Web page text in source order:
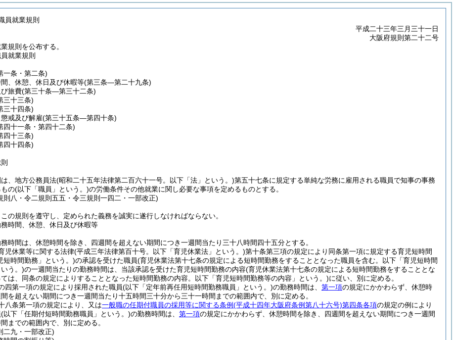
員就業規則
平成二十三年三月三十一日
大阪府規則第二十二号
規則を公布する。
就業規則
一条・第二条)
、休憩、休日及び休暇等(第三条―第二十九条)
旅費(第三十条―第三十二条)
三十三条)
三十四条)
戒及び解雇(第三十五条―第四十条)
四十一条・第四十二条)
四十三条)
四十四条)
、地方公務員法(昭和二十五年法律第二百六十一号。以下「法」という。)第五十七条に規定する単純な労務に雇用される職員で知事の事務
の(以下「職員」という。)の労働条件その他就業に関し必要な事項を定めるものとする。
則八・令二規則五五・令三規則一四二・一部改正)
の規則を遵守し、定められた義務を誠実に遂行しなければならない。
時間、休憩、休日及び休暇等
時間は、休憩時間を除き、四週間を超えない期間につき一週間当たり三十八時間四十五分とする。
児休業等に関する法律(平成三年法律第百十号。以下「育児休業法」という。)第十条第三項の規定により同条第一項に規定する育児短時間
短時間勤務」という。)の承認を受けた職員(育児休業法第十七条の規定による短時間勤務をすることとなった職員を含む。以下「育児短時間
う。)の一週間当たりの勤務時間は、当該承認を受けた育児短時間勤務の内容(育児休業法第十七条の規定による短時間勤務をすることとな
は、同条の規定によりすることとなった短時間勤務の内容。以下「育児短時間勤務等の内容」という。)に従い、別に定める。
四第一項の規定により採用された職員(以下「定年前再任用短時間勤務職員」という。)の勤務時間は、 第一項の規定にかかわらず、休憩時
を超えない期間につき一週間当たり十五時間三十分から三十一時間までの範囲内で、別に定める。
八条第一項の規定により、又は一般職の任期付職員の採用等に関する条例(平成十四年大阪府条例第八十六号)第四条各項の規定の例により
(以下「任期付短時間勤務職員」という。)の勤務時間は、 第一項の規定にかかわらず、休憩時間を除き、四週間を超えない期間につき一週間
までの範囲内で、別に定める。
二九・一部改正)